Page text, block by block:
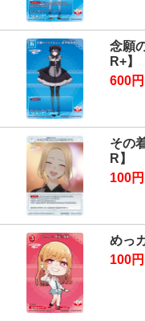
念願
R+】
600円
その
R】
100円
めっ
100円